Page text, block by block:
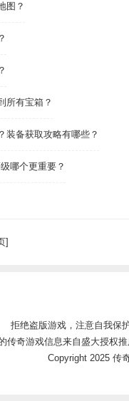
图？
所有宝箱？
装备获取攻略有哪些？
哪个更重要？
]
拒绝盗版游戏，注意自我保
传奇游戏信息来自盛大授权
Copyright 2025 传